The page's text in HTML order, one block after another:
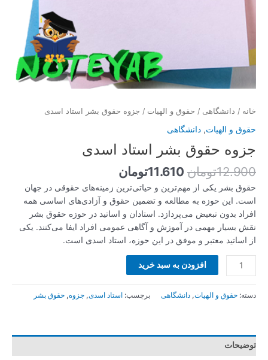
خانه / دانشگاهی / حقوق و الهیات / جزوه حقوق بشر استاد اسدی
حقوق و الهیات, دانشگاهی
جزوه حقوق بشر استاد اسدی
12.900تومان 11.610تومان
حقوق بشر یکی از مهم‌ترین و حیاتی‌ترین زمینه‌های حقوقی در جهان
است. این حوزه به مطالعه و تضمین حقوق و آزادی‌های اساسی همه
افراد بدون تبعیض می‌پردازد. استادان و اساتید در حوزه حقوق بشر
نقش بسیار مهمی در آموزش و آگاهی عمومی افراد ایفا می‌کنند. یکی
از اساتید معتبر و موفق در این حوزه، استاد اسدی است.
افزودن به سبد خرید
دسته: حقوق و الهیات, دانشگاهی برچسب: استاد اسدی, جزوه, حقوق بشر
توضیحات